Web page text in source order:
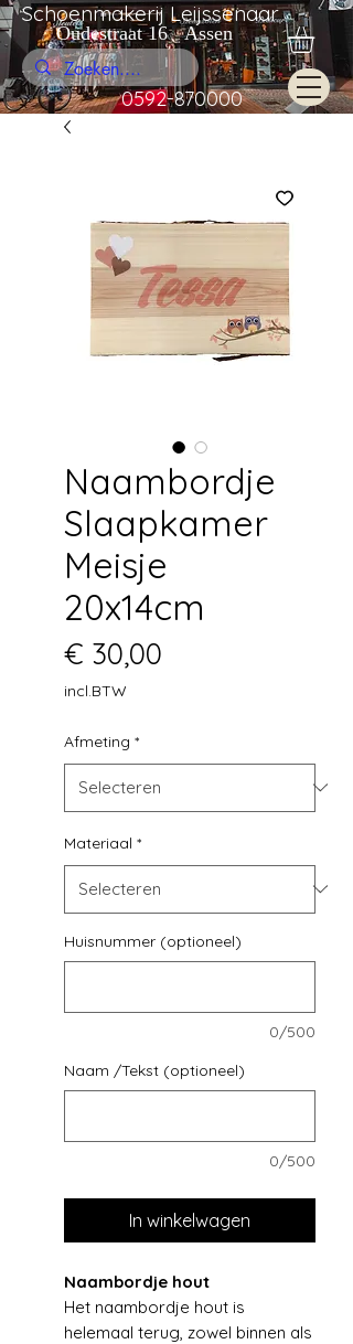
Schoenmakerij Leijssenaar
Oudestraat 16 Assen
0592-870000
Naambordje
Slaapkamer
Meisje
20x14cm
€ 30,00
incl.BTW
Afmeting *
Materiaal *
Huisnummer (optioneel)
0/500
Naam /Tekst (optioneel)
0/500
In winkelwagen
Naambordje hout
Het naambordje hout is
helemaal terug, zowel binnen als